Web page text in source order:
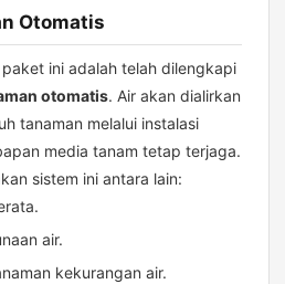
Otomatis
ini adalah telah dilengkapi
otomatis. Air akan dialirkan
tanaman melalui instalasi
media tanam tetap terjaga.
sistem ini antara lain:
air.
kekurangan air.